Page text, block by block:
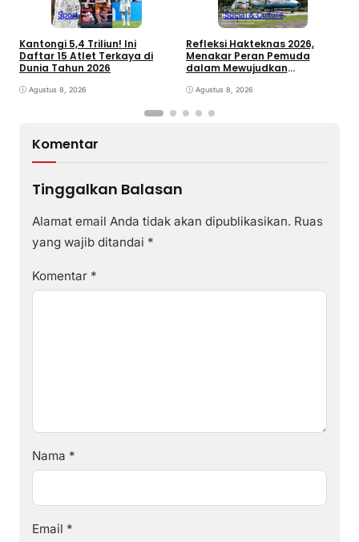
Sport
Kantongi 5,4 Triliun! Ini
Daftar 15 Atlet Terkaya di
Dunia Tahun 2026
Agustus 8, 2026
Social & Culture
Refleksi Hakteknas 2026,
Menakar Peran Pemuda
dalam Mewujudkan
Indonesia
Agustus 8, 2026
Komentar
Tinggalkan Balasan
Alamat email Anda tidak akan dipublikasikan. Ruas
yang wajib ditandai *
Komentar *
Nama *
Email *